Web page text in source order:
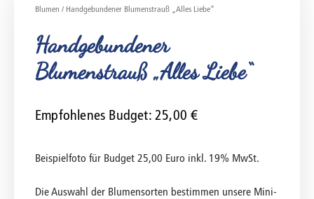
Blumen / Handgebundener Blumenstrauß „Alles Liebe“
Handgebundener
Blumenstrauß „Alles Liebe“
Empfohlenes Budget: 25,00€
Beispielfoto für Budget 25,00 Euro inkl. 19% MwSt.
Die Auswahl der Blumensorten bestimmen unsere Mini-